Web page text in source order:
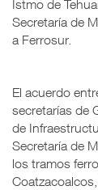
Istmo de
Secretaría de
a Ferrosur.
El acuerdo
secretarías de
de
Secretaría de
los tramos